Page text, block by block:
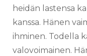
heidän lastensa
kanssa. Hänen
ihminen. Todella
valovoimainen.